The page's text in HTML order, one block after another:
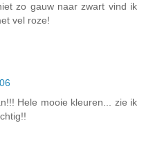
zo gauw naar zwart vind ik
vel roze!
Hele mooie kleuren... zie ik